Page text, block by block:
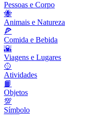
Pessoas e Corpo
🐝
Animais e Natureza
🍕
Comida e Bebida
🌇
Viagens e Lugares
🥎
Atividades
📙
Objetos
💯
Símbolo